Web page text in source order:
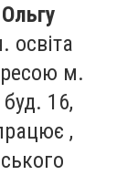
освіта
м.
16,
,